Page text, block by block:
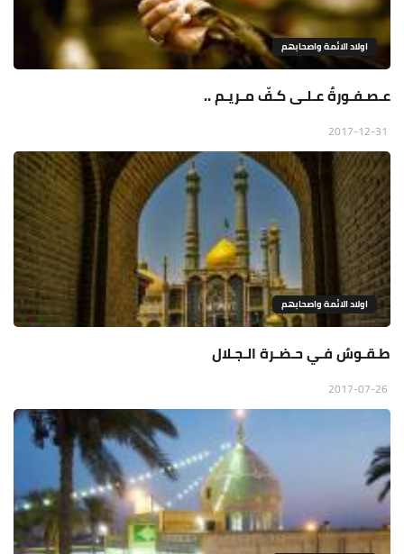
اولاد الائمة واصحابهم
عـصـفـورةٌ عـلـى كـفّ مـريـم ..
اولاد الائمة واصحابهم
طـقـوسٌ فـي حـضـرة الـجـلال